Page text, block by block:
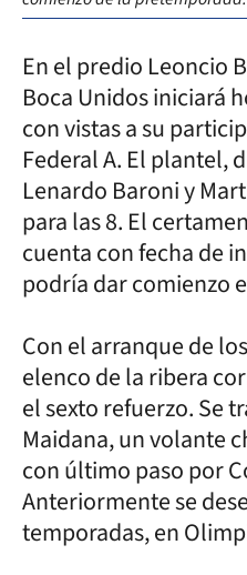
En el predio Leoncio
Boca Unidos iniciará
con vistas a su
Federal A. El plantel,
Lenardo Baroni y
para las 8. El
cuenta con fecha de
podría dar comienzo
Con el arranque de
elenco de la ribera
el sexto refuerzo. Se
Maidana, un volante
con último paso por
Anteriormente se
temporadas, en